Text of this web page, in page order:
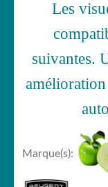
Les
suivantes.
Marque(s):